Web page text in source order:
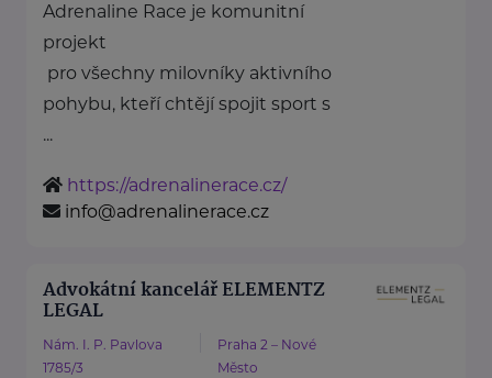
Adrenaline Race je komunitní
projekt
pro všechny milovníky aktivního
pohybu, kteří chtějí spojit sport s
...
https://adrenalinerace.cz/
info@adrenalinerace.cz
Advokátní kancelář ELEMENTZ
LEGAL
Nám. I. P. Pavlova
1785/3
Praha 2 – Nové
Město